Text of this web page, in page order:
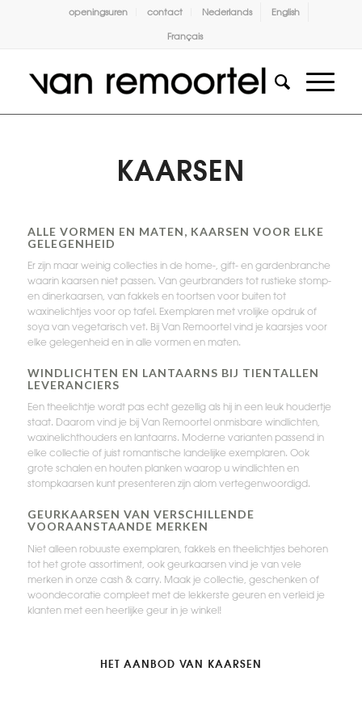
openingsuren contact Nederlands
English
Français
KAARSEN
ALLE VORMEN EN MATEN, KAARSEN VOOR ELKE
GELEGENHEID
Er zijn maar weinig collecties in de home-, gift- en gardenbranche
waarin kaarsen niet passen. Van geurbranders tot rustieke stomp-
en dinerkaarsen, van fakkels en toortsen voor buiten tot
waxinelichtjes voor op tafel. Exemplaren met vrolijke opdruk of
soya van vegetarisch vet. Bij Van Remoortel vind je kaarsjes voor
elke gelegenheid en in alle vormen en maten.
WINDLICHTEN EN LANTAARNS BIJ TIENTALLEN
LEVERANCIERS
Een theelichtje wordt pas echt gezellig als hij in een leuk houdertje
staat. Daarom vind je bij Van Remoortel onmisbare windlichten,
waxinelichthouders en lantaarns. Moderne varianten passend in
elke collectie of juist romantische landelijke exemplaren. Ook
grote schalen en houten planken waarop u windlichten en
stompkaarsen kunt presenteren zijn alom vertegenwoordigd.
GEURKAARSEN VAN VERSCHILLENDE
VOORAANSTAANDE MERKEN
Niet alleen robuuste exemplaren, fakkels en theelichtjes behoren
tot het grote assortiment, ook geurkaarsen vind je van vele
merken in onze cash & carry. Maak je collectie, geschenken of
woondecoratie compleet met de lekkerste geuren en verleid je
klanten met een heerlijke geur in je winkel!
HET AANBOD VAN KAARSEN